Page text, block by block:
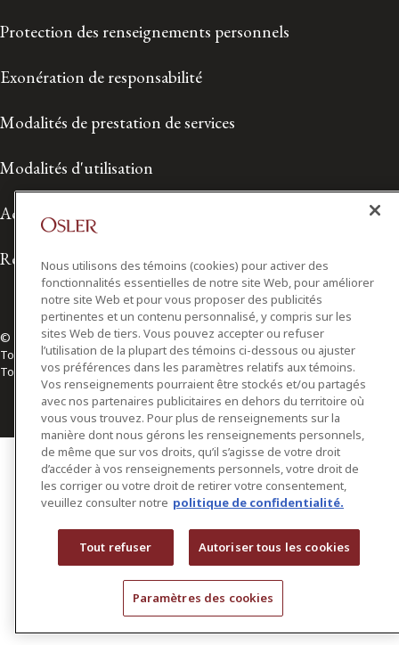
Protection des renseignements personnels
Exonération de responsabilité
Modalités de prestation de services
Modalités d'utilisation
Accessibilité
Relations avec les médias
© 2026 Osler, Hoskin & Harcourt S.E.N.C.R.L./s.r.l.
Tous droits réservés
Toronto | Montréal | Calgary | Vancouver | Ottawa | New York
Nous utilisons des témoins (cookies) pour activer des
fonctionnalités essentielles de notre site Web, pour améliorer
notre site Web et pour vous proposer des publicités
pertinentes et un contenu personnalisé, y compris sur les
sites Web de tiers. Vous pouvez accepter ou refuser
l’utilisation de la plupart des témoins ci-dessous ou ajuster
vos préférences dans les paramètres relatifs aux témoins.
Vos renseignements pourraient être stockés et/ou partagés
avec nos partenaires publicitaires en dehors du territoire où
vous vous trouvez. Pour plus de renseignements sur la
manière dont nous gérons les renseignements personnels,
de même que sur vos droits, qu’il s’agisse de votre droit
d’accéder à vos renseignements personnels, votre droit de
les corriger ou votre droit de retirer votre consentement,
veuillez consulter notre politique de confidentialité.
Tout refuser Autoriser tous les cookies
Paramètres des cookies